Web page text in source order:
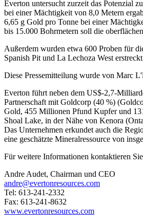
Everton untersucht zurzeit das Potenzial
bei einer Mächtigkeit von 8,0 Metern
6,65 g Gold pro Tonne bei einer
bis 15.000 Bohrmetern soll die
Außerdem wurden etwa 600 Proben für
Spanish Pit und La Lechoza West
Diese Pressemitteilung wurde von Marc
Everton führt neben dem US$-2,7-
Partnerschaft mit Goldcorp (40 %)
Gold, 455 Millionen Pfund Kupfer und
Shoal Lake, in der Nähe von Kenora
Das Unternehmen erkundet auch die
eine geschätzte Mineralressource von
Für weitere Informationen kontaktieren
Andre Audet, Chairman und CEO
andre@evertonresources.com
Tel: 613-241-2332
Fax: 613-241-8632
www.evertonresources.com